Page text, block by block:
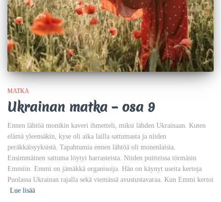
MATKA
Ukrainan matka – osa 9
Ennen lähtöä monikin kaveri ihmetteli, miksi lähden Ukrainaan. Kuten
elämä yleensäkin, kyse oli aika lailla sattumasta ja niiden
peräkkäisyyksistä. Tapahtumia ennen lähtöä oli monenlaisia.
Ensimmäinen sattuma löytyi harrasteista. Niiden puitteissa törmäsin
Emmiin. Emmi on jämäkkä organisoija. Hän on käynyt useita kertoja
Puolassa Ukrainan rajalla sekä viemässä avustustavaraa. Kun Emmi kertoi
Lue lisää